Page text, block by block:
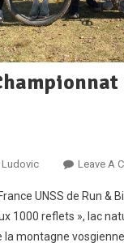
Ludovic Leave A
UNSS de Run &
1000 reflets », lac
la montagne vosgienne